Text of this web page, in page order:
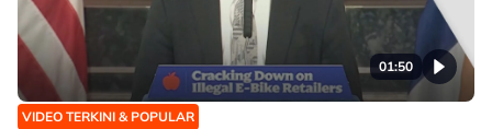
01:50
VIDEO TERKINI & POPULAR